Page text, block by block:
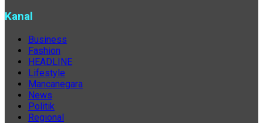
Kanal
Business
Fashion
HEADLINE
Lifestyle
Mancanegara
News
Politik
Regional